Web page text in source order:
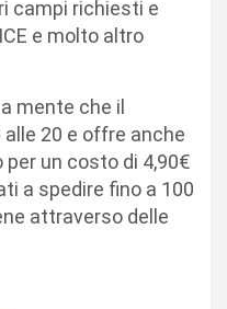
campi richiesti e
e molto altro
mente che il
20 e offre anche
un costo di 4,90€
a spedire fino a 100
attraverso delle